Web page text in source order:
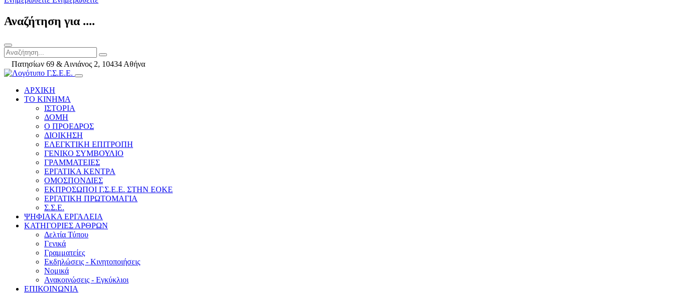
Αναζήτηση για ....
Πατησίων 69 & Αινιάνος 2, 10434 Αθήνα
ΑΡΧΙΚΗ
ΤΟ ΚΙΝΗΜΑ
ΙΣΤΟΡΙΑ
ΔΟΜΗ
Ο ΠΡΟΕΔΡΟΣ
ΔΙΟΙΚΗΣΗ
ΕΛΕΓΚΤΙΚΗ ΕΠΙΤΡΟΠΗ
ΓΕΝΙΚΟ ΣΥΜΒΟΥΛΙΟ
ΓΡΑΜΜΑΤΕΙΕΣ
ΕΡΓΑΤΙΚΑ ΚΕΝΤΡΑ
ΟΜΟΣΠΟΝΔΙΕΣ
ΕΚΠΡΟΣΩΠΟΙ Γ.Σ.Ε.Ε. ΣΤΗΝ ΕΟΚΕ
ΕΡΓΑΤΙΚΗ ΠΡΩΤΟΜΑΓΙΑ
Σ.Σ.Ε.
ΨΗΦΙΑΚΑ ΕΡΓΑΛΕΙΑ
ΚΑΤΗΓΟΡΙΕΣ ΑΡΘΡΩΝ
Δελτία Τύπου
Γενικά
Γραμματείες
Εκδηλώσεις - Κινητοποιήσεις
Νομικά
Ανακοινώσεις - Εγκύκλιοι
ΕΠΙΚΟΙΝΩΝΙΑ